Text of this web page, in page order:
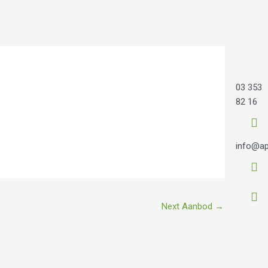
Next Aanbod →
03 353
82 16